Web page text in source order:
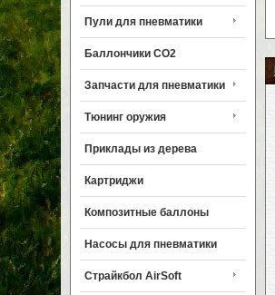
Пули для пневматики
Баллончики CO2
Запчасти для пневматики
Тюнинг оружия
Приклады из дерева
Картриджи
Композитные баллоны
Насосы для пневматики
Страйкбол AirSoft